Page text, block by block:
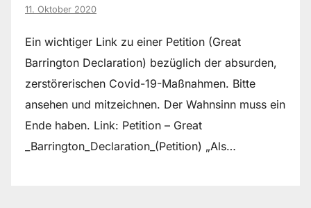
11. Oktober 2020
Ein wichtiger Link zu einer Petition (Great
Barrington Declaration) bezüglich der absurden,
zerstörerischen Covid-19-Maßnahmen. Bitte
ansehen und mitzeichnen. Der Wahnsinn muss ein
Ende haben. Link: Petition – Great
_Barrington_Declaration_(Petition) „Als…